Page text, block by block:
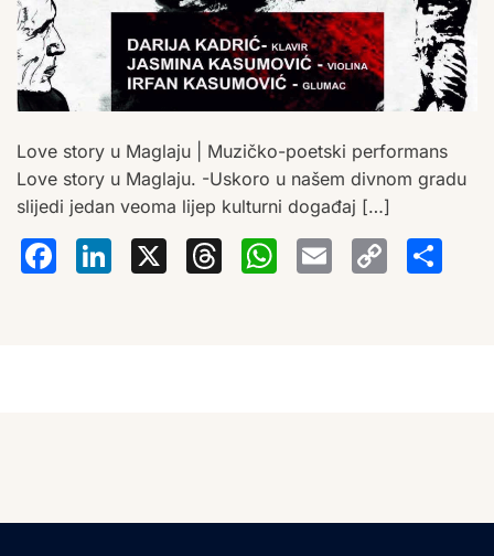
Love story u Maglaju | Muzičko-poetski performans
Love story u Maglaju. -Uskoro u našem divnom gradu
slijedi jedan veoma lijep kulturni događaj […]
Facebook
LinkedIn
X Threads
Email